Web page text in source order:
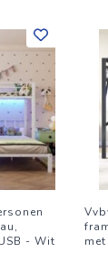
- Wit